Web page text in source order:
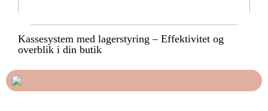
Kassesystem med lagerstyring – Effektivitet og
overblik i din butik